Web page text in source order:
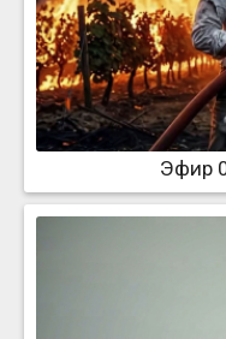
Эфир